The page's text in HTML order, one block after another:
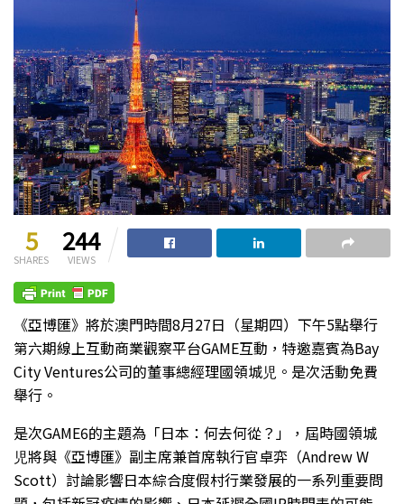
5
SHARES
244
VIEWS
《亞博匯》將於澳門時間8月27日（星期四）下午5點舉行
第六期線上互動商業觀察平台GAME互動，特邀嘉賓為Bay
City Ventures公司的董事總經理國領城児。是次活動免費
舉行。
是次GAME6的主題為「日本：何去何從？」，屆時國領城
児將與《亞博匯》副主席兼首席執行官卓弈（Andrew W
Scott）討論影響日本綜合度假村行業發展的一系列重要問